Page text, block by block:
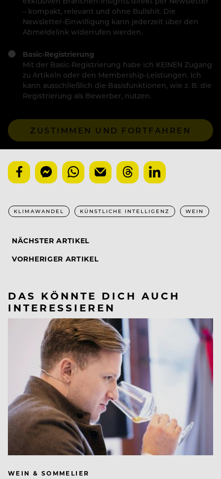
– kompakt, relevant und ohne Bullshit. Die
Newsletter-Einwilligung kann jederzeit über den
Abmeldelink widerrufen werden.
Basic-Registrierung
Mit der Basic-Registrierung habe ich KEINEN Zugang
zu Artikeln oder den Membership-Leistungen. Ich
kann ausschließlich die Basisfunktionen, wie z. B. die
Registrierung als Bewerber, nutzen.
ZUSTIMMEN UND FORTFAHREN
KLIMAWANDEL KÜNSTLICHE INTELLIGENZ WEIN
NÄCHSTER ARTIKEL
VORHERIGER ARTIKEL
DAS KÖNNTE DICH AUCH
INTERESSIEREN
WEIN & SOMMELIER